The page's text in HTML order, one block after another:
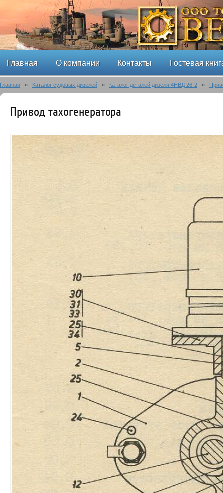
Главная О компании Контакты Гостевая
Главная » Каталог судовых дизелей » Каталог деталей дизеля 4НВД 26-2 »
Привод тахогенератора